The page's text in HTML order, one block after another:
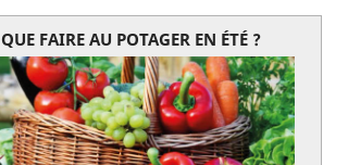
QUE FAIRE AU POTAGER EN ÉTÉ ?